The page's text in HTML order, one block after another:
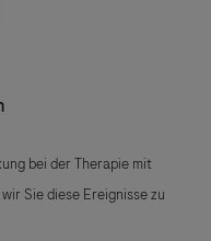
bei der Therapie mit
Sie diese Ereignisse zu